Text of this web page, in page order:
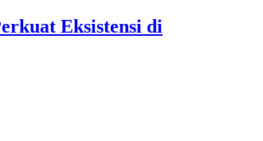
Eksistensi di